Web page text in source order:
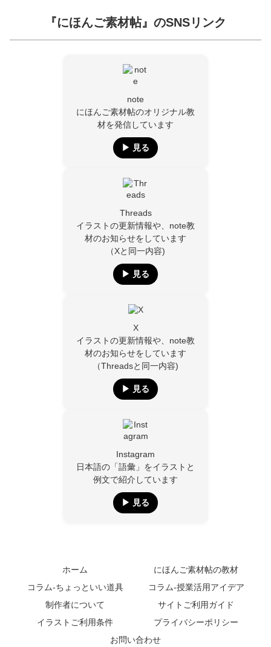
『にほんご素材帖』のSNSリンク
note
にほんご素材帖のオリジナル教
材を発信しています
▶︎ 見る
Threads
イラストの更新情報や、note教
材のお知らせをしています
（Xと同一内容)
▶︎ 見る
X
イラストの更新情報や、note教
材のお知らせをしています
（Threadsと同一内容)
▶︎ 見る
Instagram
日本語の「語彙」をイラストと
例文で紹介しています
▶︎ 見る
ホーム
にほんご素材帖の教材
コラム-ちょっといい道具
コラム-授業活用アイデア
制作者について
サイトご利用ガイド
イラストご利用条件
プライバシーポリシー
お問い合わせ